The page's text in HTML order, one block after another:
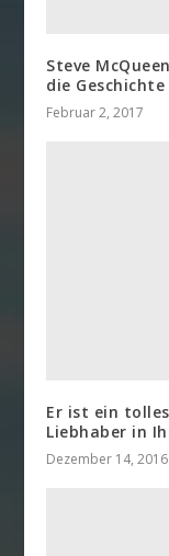
Steve
die
Februar 2, 2017
Er ist ein
Liebhaber in
Dezember 14, 2016